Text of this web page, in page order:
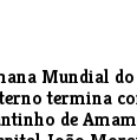
Mundial
termina
de